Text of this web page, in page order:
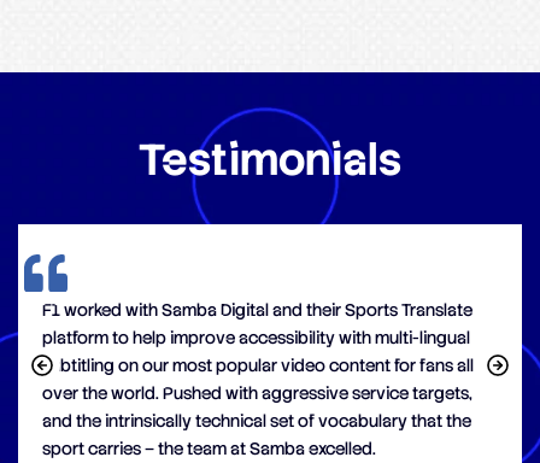
Testimonials
F1 worked with Samba Digital and their Sports Translate
platform to help improve accessibility with multi-lingual
subtitling on our most popular video content for fans all
over the world. Pushed with aggressive service targets,
and the intrinsically technical set of vocabulary that the
sport carries – the team at Samba excelled.